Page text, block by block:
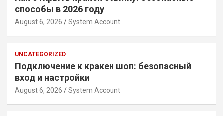
способы в 2026 году
August 6, 2026 System Account
UNCATEGORIZED
Подключение к кракен шоп: безопасный
вход и настройки
August 6, 2026 System Account